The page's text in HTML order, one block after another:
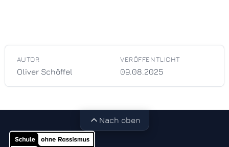
AUTOR
Oliver Schöffel
VERÖFFENTLICHT
09.08.2025
Nach oben